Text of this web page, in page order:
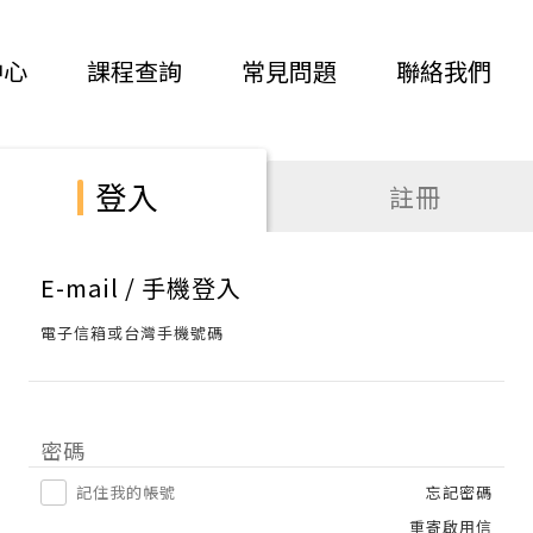
課程查詢 常見問題 聯絡我們
登入 註冊
E-mail / 手機登入
電子信箱或台灣手機號碼
密碼
記住我的帳號
忘記密碼
重寄啟用信